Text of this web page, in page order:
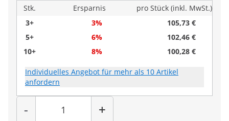
Stk.
Ersparnis
pro Stück (inkl. MwSt.)
3+
3%
105,73 €
5+
6%
102,46 €
10+
8% 100,28 €
Individuelles Angebot für mehr als 10 Artikel
anfordern
-
Menge
+